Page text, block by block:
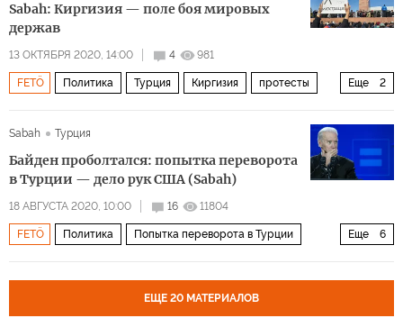
Sabah: Киргизия — поле боя мировых
держав
13 ОКТЯБРЯ 2020, 14:00 4 981
Еще 2
FETÖ Политика Турция Киргизия протесты
Sabah
Турция
Байден проболтался: попытка переворота
в Турции — дело рук США (Sabah)
18 АВГУСТА 2020, 10:00 16 11804
Еще 6
FETÖ Политика Попытка переворота в Турции
государственный переворот свержение
ЕЩЕ 20 МАТЕРИАЛОВ